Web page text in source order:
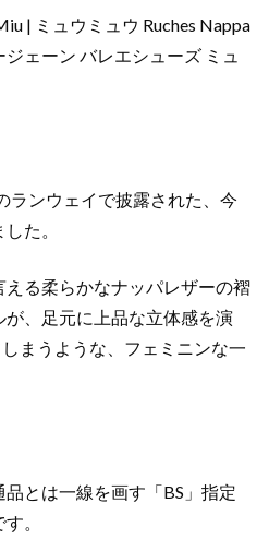
| ミュウミュウ Ruches Nappa
ェーン バレエシューズ ミュ
ランウェイで披露された、今
た。
る柔らかなナッパレザーの褶
、足元に上品な立体感を演
まうような、フェミニンな一
とは一線を画す「BS」指定
。